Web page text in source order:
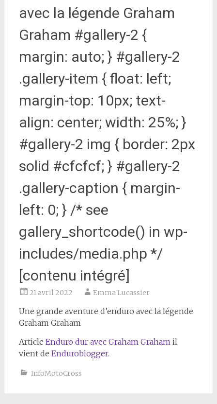
avec la légende Graham
Graham #gallery-2 {
margin: auto; } #gallery-2
.gallery-item { float: left;
margin-top: 10px; text-
align: center; width: 25%; }
#gallery-2 img { border: 2px
solid #cfcfcf; } #gallery-2
.gallery-caption { margin-
left: 0; } /* see
gallery_shortcode() in wp-
includes/media.php */
[contenu intégré]
21 avril 2022 Emma Lucassier
Une grande aventure d’enduro avec la légende
Graham Graham
Article Enduro dur avec Graham Grahamil
vient de Enduroblogger.
InfoMotoCross